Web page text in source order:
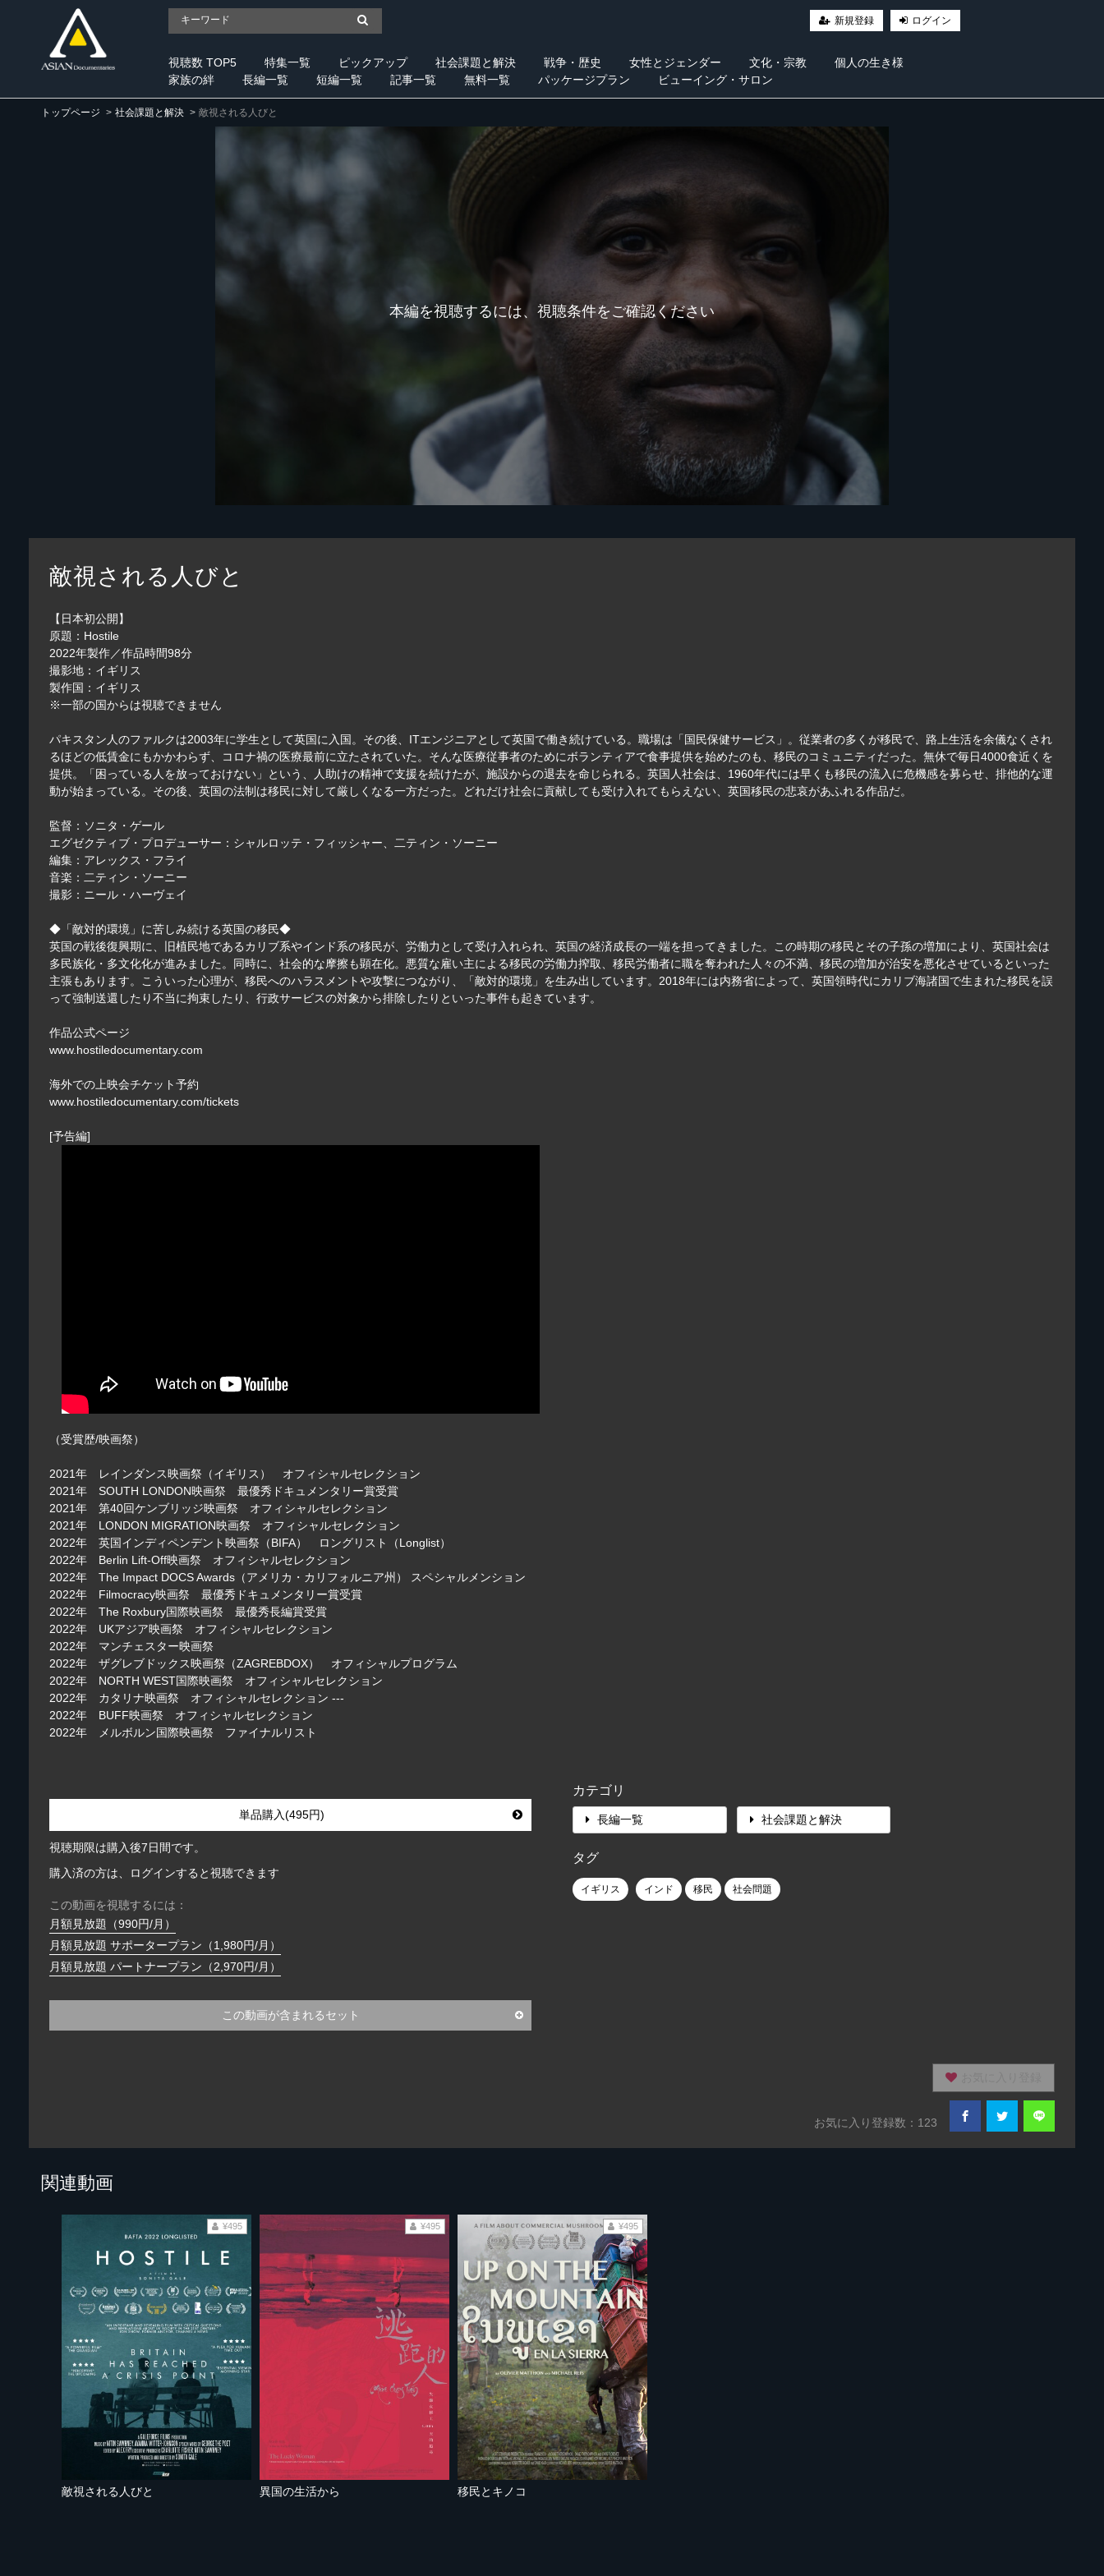
新規登録 ログイン
視聴数 TOP5 特集一覧 ピックアップ 社会課題と解決 戦争・歴史 女性とジェンダー 文化・宗教
個人の生き様
家族の絆
長編一覧 短編一覧 記事一覧 無料一覧 パッケージプラン ビューイング・サロン
トップページ 社会課題と解決 敵視される人びと
本編を視聴するには、視聴条件をご確認ください
敵視される人びと
【日本初公開】
原題：Hostile
2022年製作／作品時間98分
撮影地：イギリス
製作国：イギリス
※一部の国からは視聴できません
パキスタン人のファルクは2003年に学生として英国に入国。その後、ITエンジニアとして英国で働き続けている。職場は「国民保健サービス」。従業者の多くが移民で、路上生活を余儀なくされ
るほどの低賃金にもかかわらず、コロナ禍の医療最前に立たされていた。そんな医療従事者のためにボランティアで食事提供を始めたのも、移民のコミュニティだった。無休で毎日4000食近くを
提供。「困っている人を放っておけない」という、人助けの精神で支援を続けたが、施設からの退去を命じられる。英国人社会は、1960年代には早くも移民の流入に危機感を募らせ、排他的な運
動が始まっている。その後、英国の法制は移民に対して厳しくなる一方だった。どれだけ社会に貢献しても受け入れてもらえない、英国移民の悲哀があふれる作品だ。
監督：ソニタ・ゲール
エグゼクティブ・プロデューサー：シャルロッテ・フィッシャー、二ティン・ソーニー
編集：アレックス・フライ
音楽：二ティン・ソーニー
撮影：ニール・ハーヴェイ
◆「敵対的環境」に苦しみ続ける英国の移民◆
英国の戦後復興期に、旧植民地であるカリブ系やインド系の移民が、労働力として受け入れられ、英国の経済成長の一端を担ってきました。この時期の移民とその子孫の増加により、英国社会は
多民族化・多文化化が進みました。同時に、社会的な摩擦も顕在化。悪質な雇い主による移民の労働力搾取、移民労働者に職を奪われた人々の不満、移民の増加が治安を悪化させているといった
主張もあります。こういった心理が、移民へのハラスメントや攻撃につながり、「敵対的環境」を生み出しています。2018年には内務省によって、英国領時代にカリブ海諸国で生まれた移民を誤
って強制送還したり不当に拘束したり、行政サービスの対象から排除したりといった事件も起きています。
作品公式ページ
www.hostiledocumentary.com
海外での上映会チケット予約
www.hostiledocumentary.com/tickets
[予告編]
（受賞歴/映画祭）
2021年 レインダンス映画祭（イギリス） オフィシャルセレクション
2021年 SOUTH LONDON映画祭 最優秀ドキュメンタリー賞受賞
2021年 第40回ケンブリッジ映画祭 オフィシャルセレクション
2021年 LONDON MIGRATION映画祭 オフィシャルセレクション
2022年 英国インディペンデント映画祭（BIFA） ロングリスト（Longlist）
2022年 Berlin Lift-Off映画祭 オフィシャルセレクション
2022年 The Impact DOCS Awards（アメリカ・カリフォルニア州） スペシャルメンション
2022年 Filmocracy映画祭 最優秀ドキュメンタリー賞受賞
2022年 The Roxbury国際映画祭 最優秀長編賞受賞
2022年 UKアジア映画祭 オフィシャルセレクション
2022年 マンチェスター映画祭
2022年 ザグレブドックス映画祭（ZAGREBDOX） オフィシャルプログラム
2022年 NORTH WEST国際映画祭 オフィシャルセレクション
2022年 カタリナ映画祭 オフィシャルセレクション ---
2022年 BUFF映画祭 オフィシャルセレクション
2022年 メルボルン国際映画祭 ファイナルリスト
単品購入(495円)
視聴期限は購入後7日間です。
購入済の方は、ログインすると視聴できます
この動画を視聴するには：
月額見放題（990円/月）
月額見放題 サポータープラン（1,980円/月）
月額見放題 パートナープラン（2,970円/月）
この動画が含まれるセット
カテゴリ
長編一覧 社会課題と解決
タグ
イギリス インド 移民 社会問題
お気に入り登録数：123
関連動画
敵視される人びと
¥495
異国の生活から
¥495
移民とキノコ
¥495